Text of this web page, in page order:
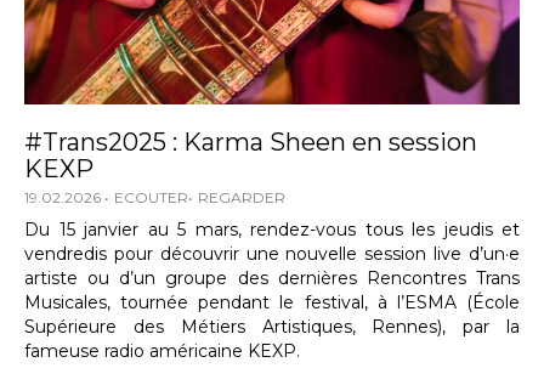
#Trans2025 : Karma Sheen en session
KEXP
19.02.2026 ECOUTER REGARDER
Du 15 janvier au 5 mars, rendez-vous tous les jeudis et
vendredis pour découvrir une nouvelle session live d’un·e
artiste ou d’un groupe des dernières Rencontres Trans
Musicales, tournée pendant le festival, à l’ESMA (École
Supérieure des Métiers Artistiques, Rennes), par la
fameuse radio américaine KEXP.